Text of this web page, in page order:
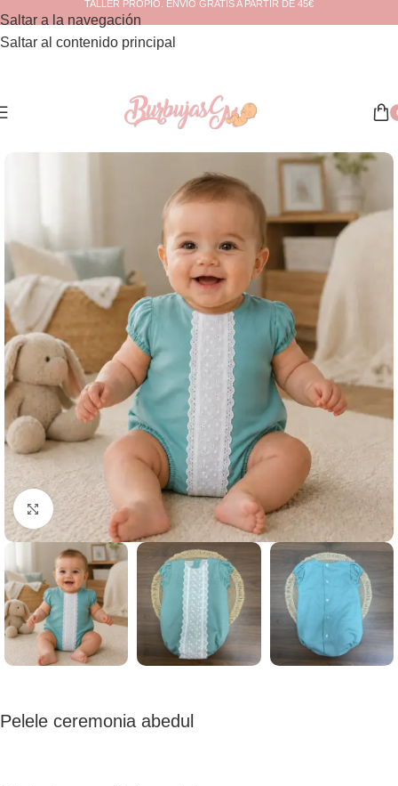
Saltar a la navegación
Saltar al contenido principal
TALLER PROPIO. ENVÍO GRATIS A PARTIR DE 45€
Inicio
Haga clic para ampliar
Pelele ceremonia abedul